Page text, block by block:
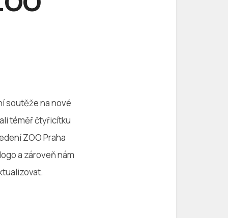
soutěže na nové
téměř čtyřicítku
ZOO Praha
a zároveň nám